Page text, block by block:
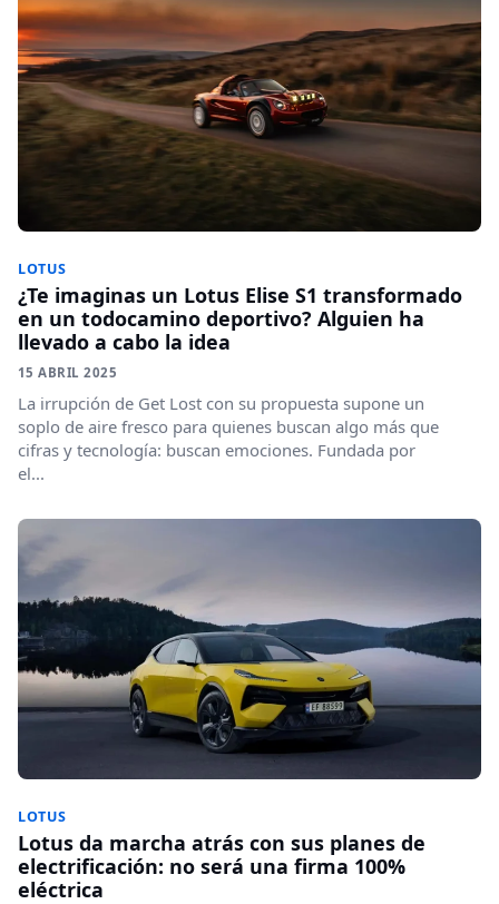
LOTUS
¿Te imaginas un Lotus Elise S1 transformado
en un todocamino deportivo? Alguien ha
llevado a cabo la idea
15 ABRIL 2025
La irrupción de Get Lost con su propuesta supone un
soplo de aire fresco para quienes buscan algo más que
cifras y tecnología: buscan emociones. Fundada por
el...
LOTUS
Lotus da marcha atrás con sus planes de
electrificación: no será una firma 100%
eléctrica